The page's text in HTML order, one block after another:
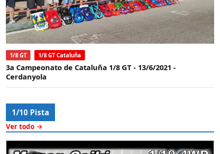
1/8 GT 1/8 GT Cataluña
3a Campeonato de Cataluña 1/8 GT - 13/6/2021 -
Cerdanyola
1/10 Pista
Ver todo →